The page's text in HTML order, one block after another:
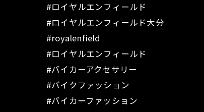
#ロイヤルエンフィールド
#ロイヤルエンフィールド大分
#royalenfield
#ロイヤルエンフィールド
#バイカーアクセサリー
#バイクファッション
#バイカーファッション